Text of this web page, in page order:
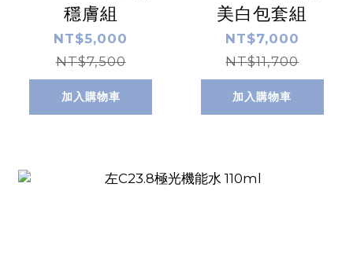
穩膚組
NT$5,000
NT$7,500
加入購物車
美白包套組
NT$7,000
NT$11,700
加入購物車